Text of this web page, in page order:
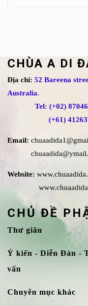
CHÙA A DI
Địa chỉ: 52 Bareena
Australia.
Tel: (+02)
(+61)
Email:
Website:
CHỦ ĐỀ
Thư giãn
Ý kiến - Diễn Đàn -
vấn
Chuyên mục khác